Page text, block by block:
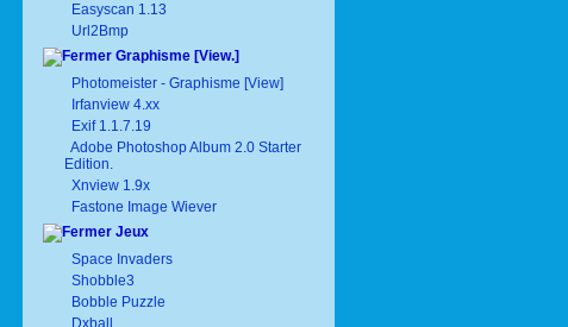
Easyscan 1.13
Url2Bmp
Graphisme [View.]
Photomeister - Graphisme [View]
Irfanview 4.xx
Exif 1.1.7.19
Adobe Photoshop Album 2.0 Starter
Edition.
Xnview 1.9x
Fastone Image Wiever
Jeux
Space Invaders
Shobble3
Bobble Puzzle
Dxball